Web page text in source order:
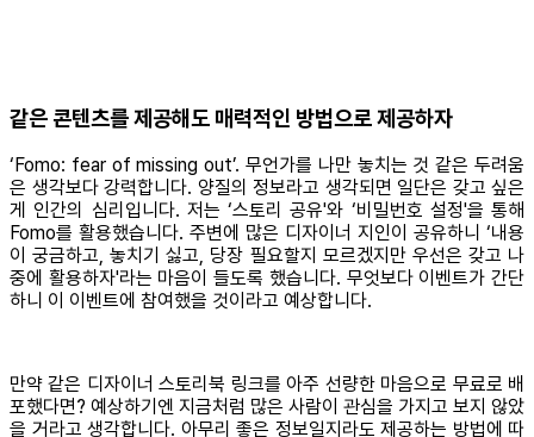
같은 콘텐츠를 제공해도 매력적인 방법으로 제공하자
‘Fomo: fear of missing out’. 무언가를 나만 놓치는 것 같은 두려움
은 생각보다 강력합니다. 양질의 정보라고 생각되면 일단은 갖고 싶은
게 인간의 심리입니다. 저는 ‘스토리 공유'와 ‘비밀번호 설정'을 통해
Fomo를 활용했습니다. 주변에 많은 디자이너 지인이 공유하니 ‘내용
이 궁금하고, 놓치기 싫고, 당장 필요할지 모르겠지만 우선은 갖고 나
중에 활용하자'라는 마음이 들도록 했습니다. 무엇보다 이벤트가 간단
하니 이 이벤트에 참여했을 것이라고 예상합니다.
만약 같은 디자이너 스토리북 링크를 아주 선량한 마음으로 무료로 배
포했다면? 예상하기엔 지금처럼 많은 사람이 관심을 가지고 보지 않았
을 거라고 생각합니다. 아무리 좋은 정보일지라도 제공하는 방법에 따